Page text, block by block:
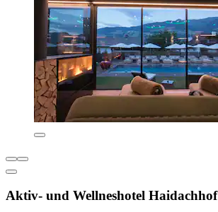
Aktiv- und Wellneshotel Haidachhof